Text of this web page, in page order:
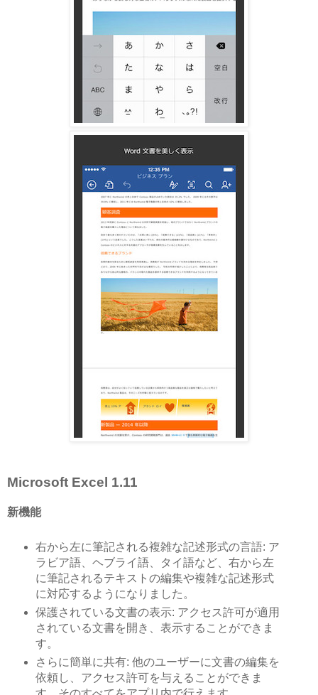
Microsoft Excel 1.11
新機能
右から左に筆記される複雑な記述形式の言語: ア
ラビア語、ヘブライ語、タイ語など、右から左
に筆記されるテキストの編集や複雑な記述形式
に対応するようになりました。
保護されている文書の表示: アクセス許可が適用
されている文書を開き、表示することができま
す。
さらに簡単に共有: 他のユーザーに文書の編集を
依頼し、アクセス許可を与えることができま